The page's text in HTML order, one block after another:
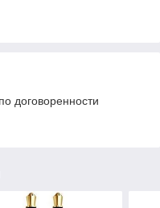
договоренности